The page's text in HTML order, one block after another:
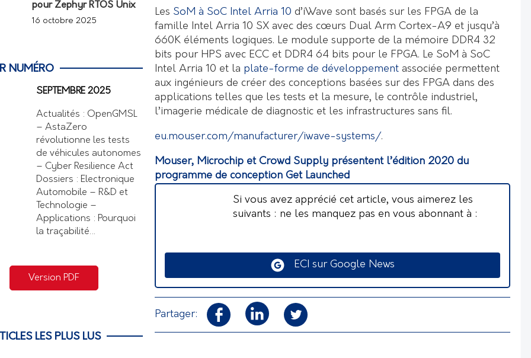
Les SoM à SoC Intel Arria 10 d’iWave sont basés sur les FPGA de la
famille Intel Arria 10 SX avec des cœurs Dual Arm Cortex-A9 et jusqu’à
660K éléments logiques. Le module supporte de la mémoire DDR4 32
bits pour HPS avec ECC et DDR4 64 bits pour le FPGA. Le SoM à SoC
Intel Arria 10 et la plate-forme de développement associée permettent
aux ingénieurs de créer des conceptions basées sur des FPGA dans des
applications telles que les tests et la mesure, le contrôle industriel,
l’imagerie médicale de diagnostic et les infrastructures sans fil.
eu.mouser.com/manufacturer/iwave-systems/.
Mouser, Microchip et Crowd Supply présentent l’édition 2020 du
programme de conception Get Launched
Si vous avez apprécié cet article, vous aimerez les
suivants : ne les manquez pas en vous abonnant à :
ECI sur Google News
Partager:
pour Zephyr RTOS Unix
16 octobre 2025
NUMÉRO
SEPTEMBRE 2025
Actualités : OpenGMSL
– AstaZero
révolutionne les tests
de véhicules autonomes
– Cyber Resilience Act
Dossiers : Electronique
Automobile – R&D et
Technologie –
Applications : Pourquoi
la traçabilité…
Version PDF
LES PLUS LUS